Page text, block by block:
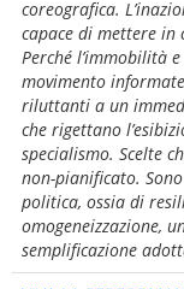
coreografica.
capace di mettere
Perché l’immobilità
movimento
riluttanti a un
che rigettano
specialismo. Scelte
non-pianificato.
politica, ossia di
omogeneizzazione,
semplificazione